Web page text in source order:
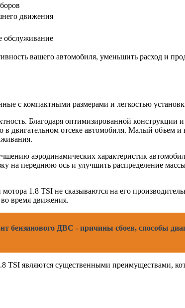
движения
обслуживание
вашего автомобиля, уменьшить расход и
с компактными размерами и легкостью
Благодаря оптимизированной
в двигательном отсеке автомобиля. Малый объем
аэродинамических характеристик
на переднюю ось и улучшить распределение
1.8 TSI не сказываются на его
время движения.
бензинового ДВС - причины сбоев, способы
TSI являются существенными преимуществами,